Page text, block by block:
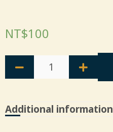
NT$100
Additional information